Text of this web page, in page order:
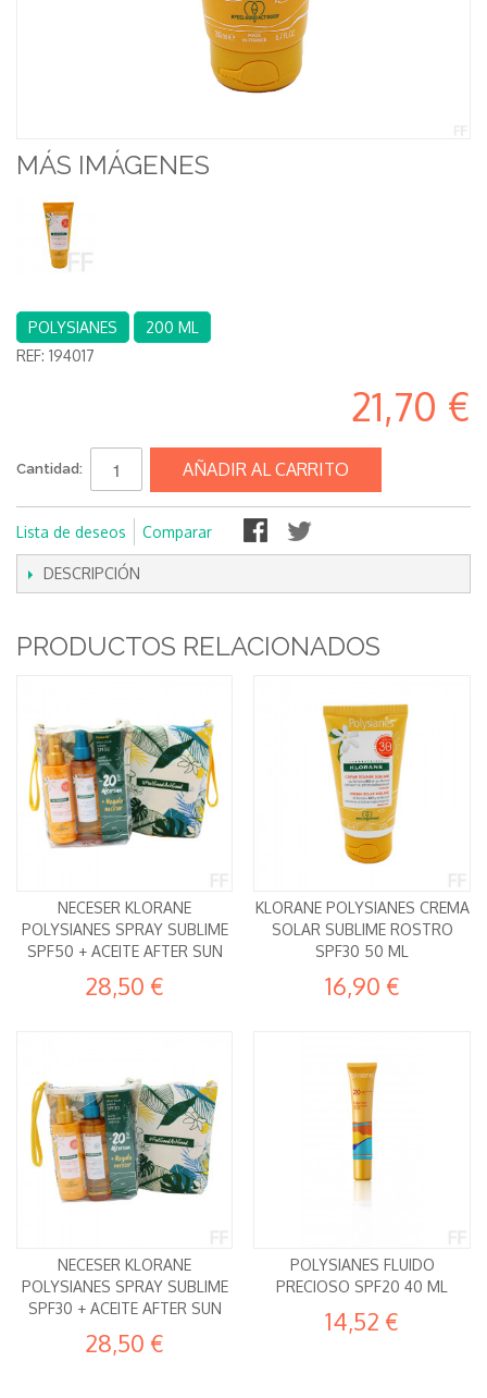
MÁS IMÁGENES
POLYSIANES
200 ML
REF: 194017
21,70 €
Cantidad: AÑADIR AL CARRITO
Lista de deseos Comparar
DESCRIPCIÓN
PRODUCTOS RELACIONADOS
NECESER KLORANE
POLYSIANES SPRAY SUBLIME
SPF50 + ACEITE AFTER SUN
28,50 €
KLORANE POLYSIANES CREMA
SOLAR SUBLIME ROSTRO
SPF30 50 ML
16,90 €
NECESER KLORANE
POLYSIANES SPRAY SUBLIME
SPF30 + ACEITE AFTER SUN
28,50 €
POLYSIANES FLUIDO
PRECIOSO SPF20 40 ML
14,52 €